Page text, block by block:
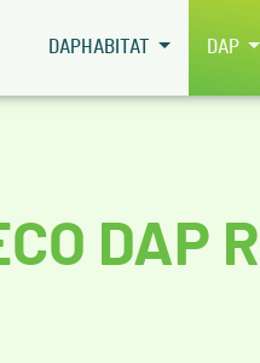
DAPHABITAT DAP
DAP